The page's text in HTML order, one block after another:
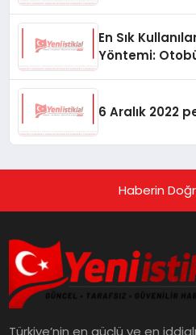
En Sık
Yöntemi:
6 Aralık 2022
Haberin